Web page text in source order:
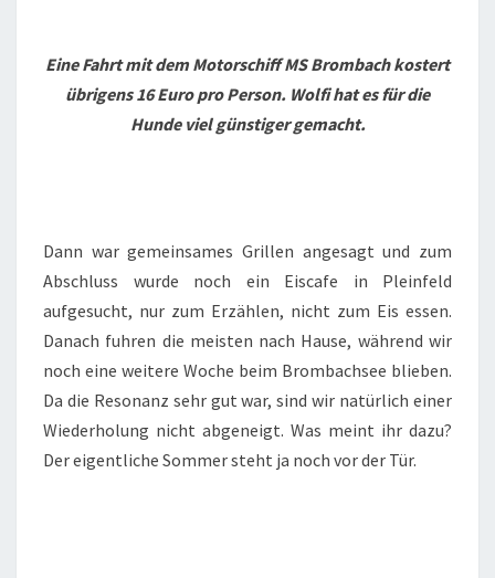
Eine Fahrt mit dem Motorschiff MS Brombach kostert
übrigens 16 Euro pro Person. Wolfi hat es für die
Hunde viel günstiger gemacht.
Dann war gemeinsames Grillen angesagt und zum
Abschluss wurde noch ein Eiscafe in Pleinfeld
aufgesucht, nur zum Erzählen, nicht zum Eis essen.
Danach fuhren die meisten nach Hause, während wir
noch eine weitere Woche beim Brombachsee blieben.
Da die Resonanz sehr gut war, sind wir natürlich einer
Wiederholung nicht abgeneigt. Was meint ihr dazu?
Der eigentliche Sommer steht ja noch vor der Tür.